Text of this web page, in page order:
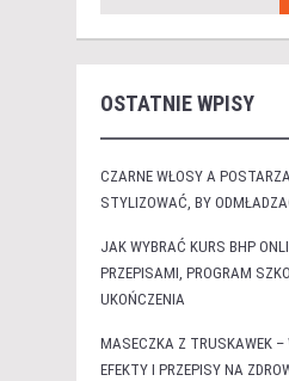
OSTATNIE WPISY
CZARNE WŁOSY A
STYLIZOWAĆ, BY
JAK WYBRAĆ KURS BHP
PRZEPISAMI, PROGRAM
UKOŃCZENIA
MASECZKA Z TRUSKAWEK –
EFEKTY I PRZEPISY NA